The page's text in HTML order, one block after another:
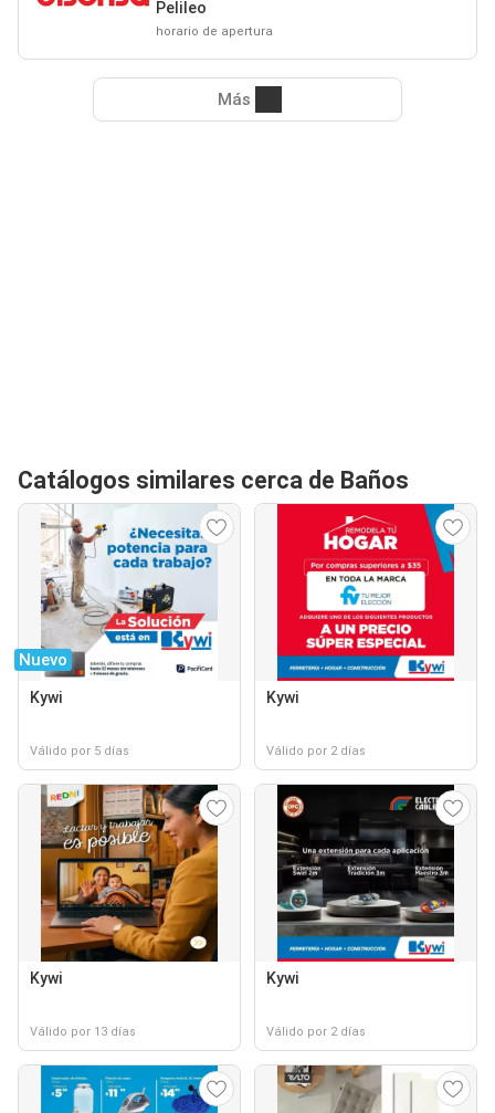
Pelileo
horario de apertura
Más
Catálogos similares cerca de Baños
Nuevo
Kywi
Válido por 5 días
Kywi
Válido por 2 días
Kywi
Válido por 13 días
Kywi
Válido por 2 días